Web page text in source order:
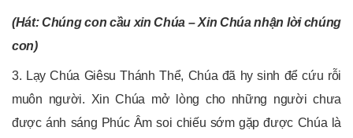
(Hát: Chúng con cầu xin Chúa – Xin Chúa nhận lời chúng
con)
3. Lạy Chúa Giêsu Thánh Thể, Chúa đã hy sinh để cứu rỗi
muôn người. Xin Chúa mở lòng cho những người chưa
được ánh sáng Phúc Âm soi chiếu sớm gặp được Chúa là